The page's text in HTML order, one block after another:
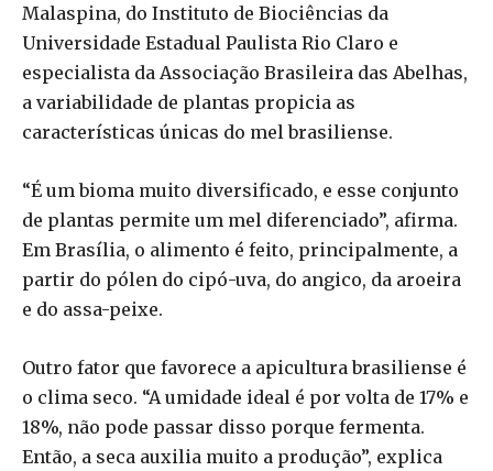
Malaspina, do Instituto de Biociências da
Universidade Estadual Paulista Rio Claro e
especialista da Associação Brasileira das Abelhas,
a variabilidade de plantas propicia as
características únicas do mel brasiliense.
“É um bioma muito diversificado, e esse conjunto
de plantas permite um mel diferenciado”, afirma.
Em Brasília, o alimento é feito, principalmente, a
partir do pólen do cipó-uva, do angico, da aroeira
e do assa-peixe.
Outro fator que favorece a apicultura brasiliense é
o clima seco. “A umidade ideal é por volta de 17% e
18%, não pode passar disso porque fermenta.
Então, a seca auxilia muito a produção”, explica